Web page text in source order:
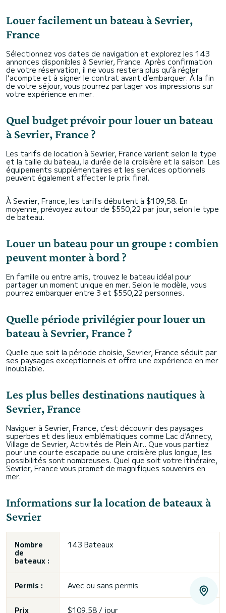
Louer facilement un bateau à Sevrier,
France
Sélectionnez vos dates de navigation et explorez les 143
annonces disponibles à Sevrier, France. Après confirmation
de votre réservation, il ne vous restera plus qu’à régler
l’acompte et à signer le contrat avant d’embarquer. À la fin
de votre séjour, vous pourrez partager vos impressions sur
votre expérience en mer.
Quel budget prévoir pour louer un bateau
à Sevrier, France ?
Les tarifs de location à Sevrier, France varient selon le type
et la taille du bateau, la durée de la croisière et la saison. Les
équipements supplémentaires et les services optionnels
peuvent également affecter le prix final.
À Sevrier, France, les tarifs débutent à $109,58. En
moyenne, prévoyez autour de $550,22 par jour, selon le type
de bateau.
Louer un bateau pour un groupe : combien
peuvent monter à bord ?
En famille ou entre amis, trouvez le bateau idéal pour
partager un moment unique en mer. Selon le modèle, vous
pourrez embarquer entre 3 et $550,22 personnes.
Quelle période privilégier pour louer un
bateau à Sevrier, France ?
Quelle que soit la période choisie, Sevrier, France séduit par
ses paysages exceptionnels et offre une expérience en mer
inoubliable.
Les plus belles destinations nautiques à
Sevrier, France
Naviguer à Sevrier, France, c’est découvrir des paysages
superbes et des lieux emblématiques comme Lac d'Annecy,
Village de Sevrier, Activités de Plein Air.. Que vous partiez
pour une courte escapade ou une croisière plus longue, les
possibilités sont nombreuses. Quel que soit votre itinéraire,
Sevrier, France vous promet de magnifiques souvenirs en
mer.
Informations sur la location de bateaux à
Sevrier
Nombre
de
bateaux :
143 Bateaux
Permis : Avec ou sans permis
Prix $109,58 / jour